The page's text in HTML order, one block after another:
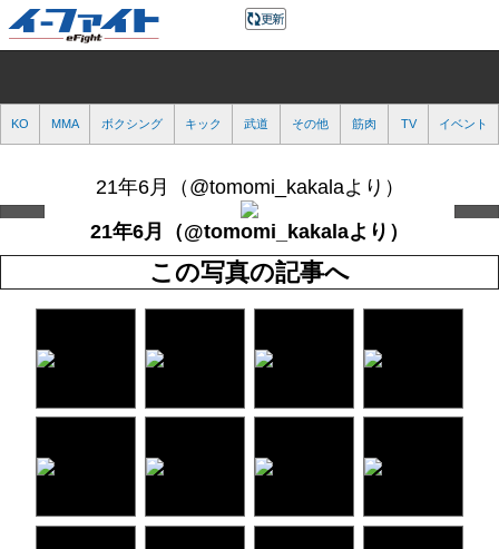
KO MMA ボクシング キック 武道 その他 筋肉 TV イベント
21年6月（@tomomi_kakalaより）
21年6月（@tomomi_kakalaより）
この写真の記事へ